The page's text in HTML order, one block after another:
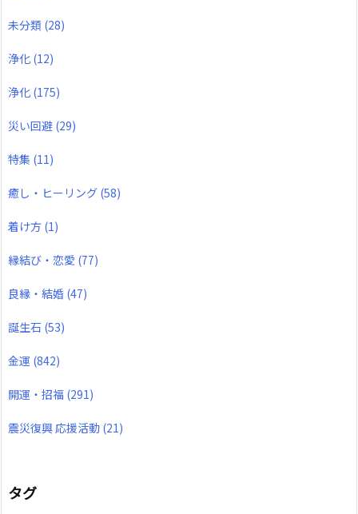
未分類 (28)
浄化 (12)
浄化 (175)
災い回避 (29)
特集 (11)
癒し・ヒーリング (58)
着け方 (1)
縁結び・恋愛 (77)
良縁・結婚 (47)
誕生石 (53)
金運 (842)
開運・招福 (291)
震災復興 応援活動 (21)
タグ